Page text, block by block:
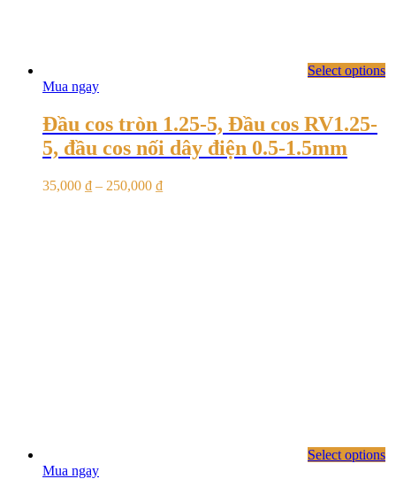
Select options
Mua ngay
Đầu cos tròn 1.25-5, Đầu cos RV1.25-
5, đầu cos nối dây điện 0.5-1.5mm
35,000 ₫ – 250,000 ₫
Select options
Mua ngay